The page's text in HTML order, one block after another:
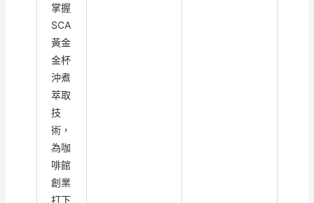
掌握
SCA
黃金
金杯
沖煮
萃取
技
術，
為咖
啡館
創業
打下